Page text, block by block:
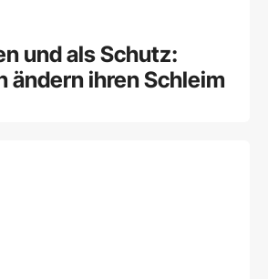
und als Schutz:
ändern ihren Schleim